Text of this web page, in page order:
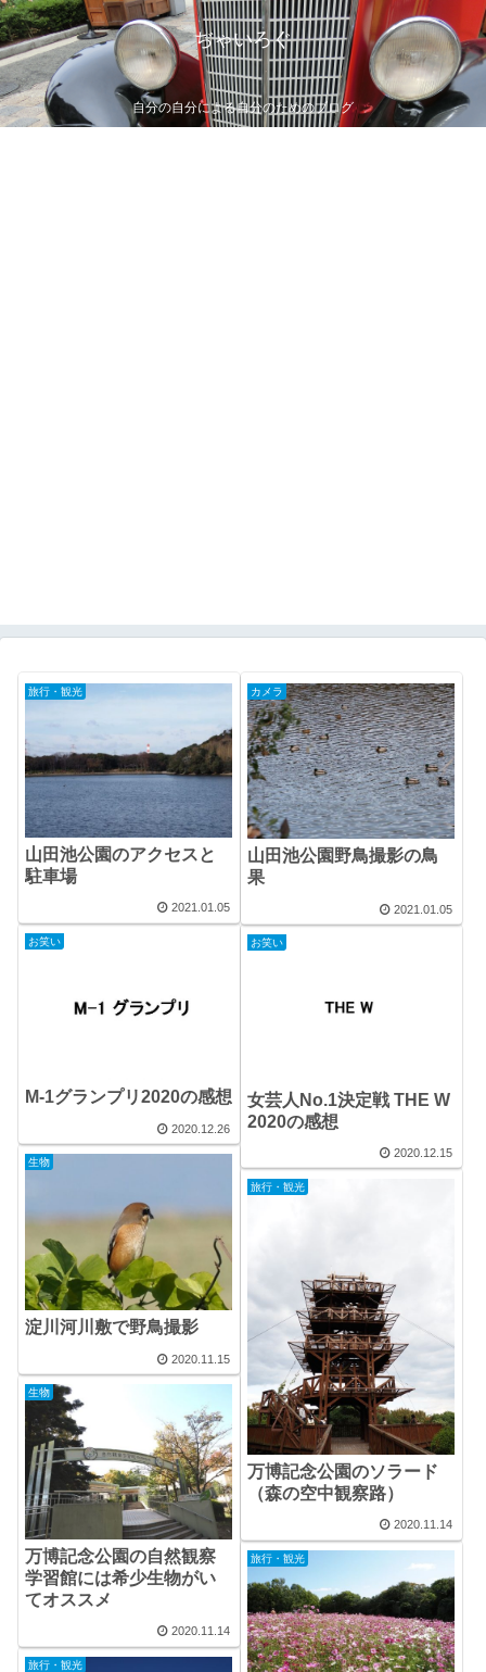
ぢゃいろぐ
自分の自分による自分のためのブログ
旅行・観光
山田池公園のアクセスと
駐車場
2021.01.05
カメラ
山田池公園野鳥撮影の鳥
果
2021.01.05
お笑い
M-1グランプリ2020の感想
2020.12.26
お笑い
女芸人No.1決定戦 THE W
2020の感想
2020.12.15
生物
淀川河川敷で野鳥撮影
2020.11.15
旅行・観光
万博記念公園のソラード
（森の空中観察路）
2020.11.14
生物
万博記念公園の自然観察
学習館には希少生物がい
てオススメ
2020.11.14
旅行・観光
旅行・観光